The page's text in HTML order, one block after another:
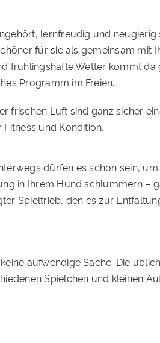
lernfreudig und neugierig
für sie als gemeinsam mit
frühlingshafte Wetter kommt da
Programm im Freien.
frischen Luft sind ganz sicher
und Kondition.
dürfen es schon sein,
in Ihrem Hund schlummern –
Spieltrieb, den es zur
aufwendige Sache: Die
Spielchen und kleinen